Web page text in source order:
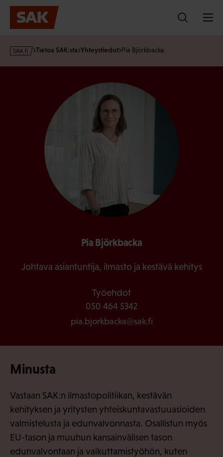
Hyppää
sisältöön
s
Tietoa SAK:sta Yhteystiedot Pia Björkbacka
Pia Björkbacka
Johtava asiantuntija, ilmasto ja kestävä kehitys
Työehdot
050 464 5342
pia.bjorkbacka@sak.fi
Minusta
Vastaan SAK:n ilmastopolitiikan, kestävän
kehityksen ja yritysten yhteiskuntavastuuasioiden
valmistelusta ja edunvalvonnasta. Osallistun myös
EU-tason ja muuhun kansainvälisen tason
edunvalvontaan ja vaikuttamistyöhön, kuten